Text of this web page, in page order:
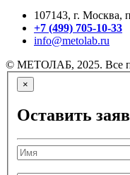
107143, г. Москва,
+7 (499) 705-10-33
info@metolab.ru
© МЕТОЛАБ, 2025. Все
×
Оставить